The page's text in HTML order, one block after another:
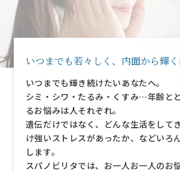
いつまでも若々しく、内面から輝
いつまでも輝き続けたいあなたへ。
シミ・シワ・たるみ・くすみ…年齢と
るお悩みは人それぞれ。
遺伝だけではなく、どんな生活をして
け強いストレスがあったか、などいろ
します。
スパノビリタでは、お一人お一人のお